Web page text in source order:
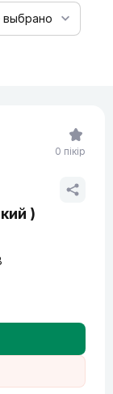
)
0 пікір